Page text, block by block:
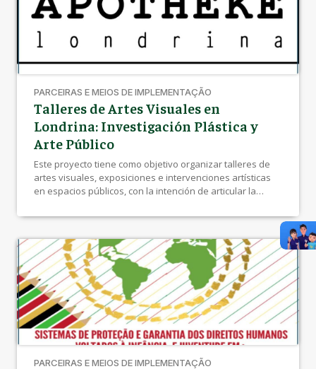
PARCEIRAS E MEIOS DE IMPLEMENTAÇÃO
Talleres de Artes Visuales en
Londrina: Investigación Plástica y
Arte Público
Este proyecto tiene como objetivo organizar talleres de
artes visuales, exposiciones e intervenciones artísticas
en espacios públicos, con la intención de articular la
las intervenciones.
PARCEIRAS E MEIOS DE IMPLEMENTAÇÃO